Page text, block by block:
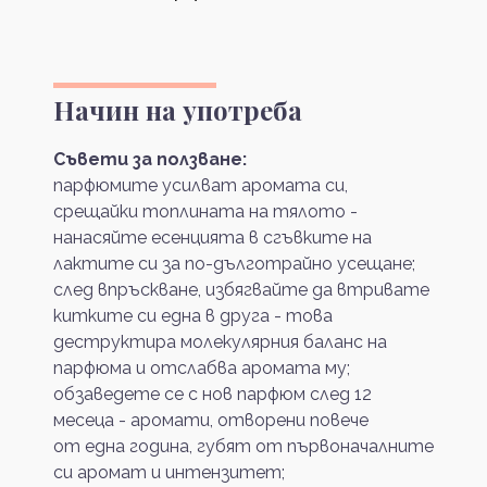
Начин на употреба
Съвети за ползване:
парфюмите усилват аромата си,
срещайки топлината на тялото -
нанасяйте есенцията в сгъвките на
лактите си за по-дълготрайно усещане;
след впръскване, избягвайте да втривате
китките си една в друга - това
деструктира молекулярния баланс на
парфюма и отслабва аромата му;
обзаведете се с нов парфюм след 12
месеца - аромати, отворени повече
от една година, губят от първоначалните
си аромат и интензитет;